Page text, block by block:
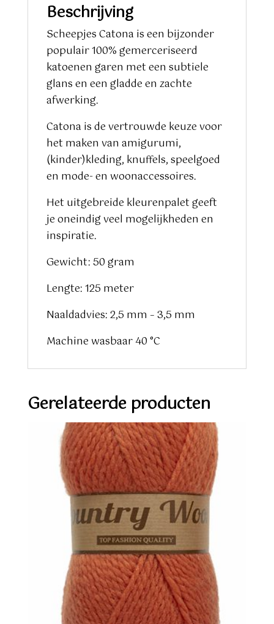
Beschrijving
Scheepjes Catona is een bijzonder
populair 100% gemerceriseerd
katoenen garen met een subtiele
glans en een gladde en zachte
afwerking.
Catona is de vertrouwde keuze voor
het maken van amigurumi,
(kinder)kleding, knuffels, speelgoed
en mode- en woonaccessoires.
Het uitgebreide kleurenpalet geeft
je oneindig veel mogelijkheden en
inspiratie.
Gewicht: 50 gram
Lengte: 125 meter
Naaldadvies: 2,5 mm – 3,5 mm
Machine wasbaar 40 °C
Gerelateerde producten